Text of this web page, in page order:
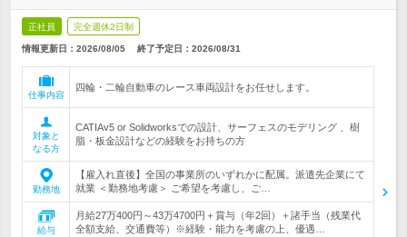
正社員 完全週休2日制
情報更新日：2026/08/05 終了予定日： 2026/08/31
仕事内容
四輪・二輪自動車のレース車両設計をお任せします。
対象と
なる方
CATIAv5 or Solidworksでの設計、サーフェスのモデリング 、樹
脂・板金設計などの経験をお持ちの方
勤務地
【雇入れ直後】全国の事業所のいずれかに配属。派遣先企業にて
就業 ＜勤務地考慮＞ ご希望を考慮し、ご…
給与
月給27万400円～43万4700円＋賞与（年2回）＋諸手当（残業代
全額支給、交通費等）※経験・能力を考慮の上、優遇…